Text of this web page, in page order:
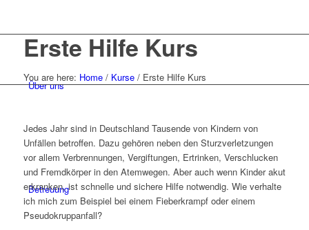
Über uns
Betreuung
Erste Hilfe Kurs
You are here: Home / Kurse / Erste Hilfe Kurs
Jedes Jahr sind in Deutschland Tausende von Kindern von
Unfällen betroffen. Dazu gehören neben den Sturzverletzungen
vor allem Verbrennungen, Vergiftungen, Ertrinken, Verschlucken
und Fremdkörper in den Atemwegen. Aber auch wenn Kinder akut
erkranken, ist schnelle und sichere Hilfe notwendig. Wie verhalte
ich mich zum Beispiel bei einem Fieberkrampf oder einem
Pseudokruppanfall?